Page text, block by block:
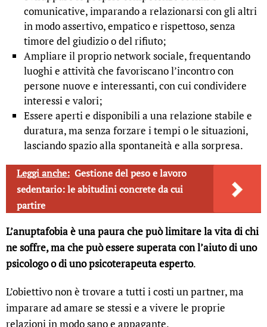
comunicative, imparando a relazionarsi con gli altri
in modo assertivo, empatico e rispettoso, senza
timore del giudizio o del rifiuto;
Ampliare il proprio network sociale, frequentando
luoghi e attività che favoriscano l’incontro con
persone nuove e interessanti, con cui condividere
interessi e valori;
Essere aperti e disponibili a una relazione stabile e
duratura, ma senza forzare i tempi o le situazioni,
lasciando spazio alla spontaneità e alla sorpresa.
Leggi anche: Gestione del peso e lavoro
sedentario: le abitudini concrete da cui
partire
L’anuptafobia è una paura che può limitare la vita di chi
ne soffre, ma che può essere superata con l’aiuto di uno
psicologo o di uno psicoterapeuta esperto.
L’obiettivo non è trovare a tutti i costi un partner, ma
imparare ad amare se stessi e a vivere le proprie
relazioni in modo sano e appagante.